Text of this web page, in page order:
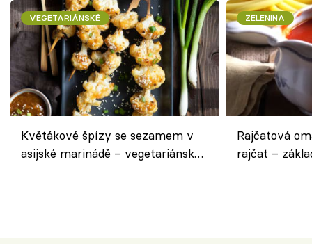
VEGETARIÁNSKÉ
Květákové špízy se sezamem v
asijské marinádě – vegetariánská
ZELENINA
Rajčatová
rajčat –